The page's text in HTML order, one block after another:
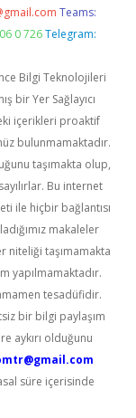
Teams:
0 726 Telegram:
Bilgi Teknolojileri
bir Yer Sağlayıcı
içerikleri proaktif
bulunmamaktadır.
taşımakta olup,
Bu internet
ile hiçbir bağlantısı
makaleler
niteliği taşımamakta
yapılmamaktadır.
tesadüfidir.
bir bilgi paylaşım
aykırı olduğunu
süre içerisinde